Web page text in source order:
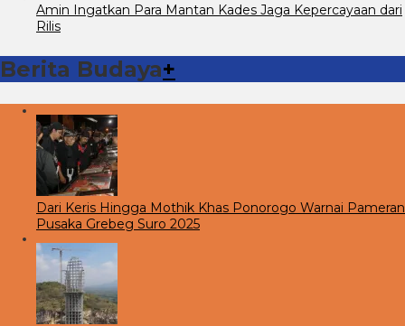
Amin Ingatkan Para Mantan Kades Jaga Kepercayaan dari
Rilis
Berita Budaya+
Dari Keris Hingga Mothik Khas Ponorogo Warnai Pameran
Pusaka Grebeg Suro 2025